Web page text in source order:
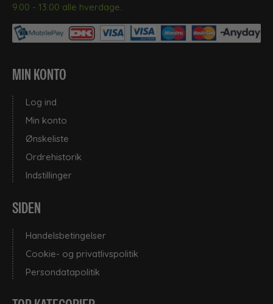
9.00 - 13:00 alle hverdage.
MIN KONTO
Log ind
Min konto
Ønskeliste
Ordrehistorik
Indstillinger
SIDEN
Handelsbetingelser
Cookie- og privatlivspolitik
Persondatapolitik